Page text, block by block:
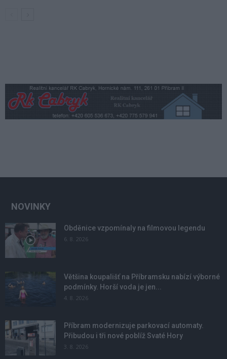
NOVINKY
Obděnice vzpomínaly na filmovou legendu
6. 8. 2026
Většina koupališť na Příbramsku nabízí výborné
podmínky. Horší voda je jen...
4. 8. 2026
Příbram modernizuje parkovací automaty.
Přibudou i tři nové poblíž Svaté Hory
3. 8. 2026